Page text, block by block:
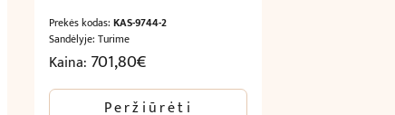
Prekės kodas:KAS-9744-2
Sandėlyje: Turime
Kaina: 701,80€
Peržiūrėti